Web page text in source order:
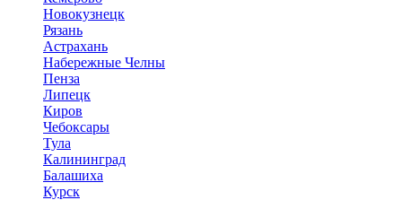
Новокузнецк
Рязань
Астрахань
Набережные Челны
Пенза
Липецк
Киров
Чебоксары
Тула
Калининград
Балашиха
Курск